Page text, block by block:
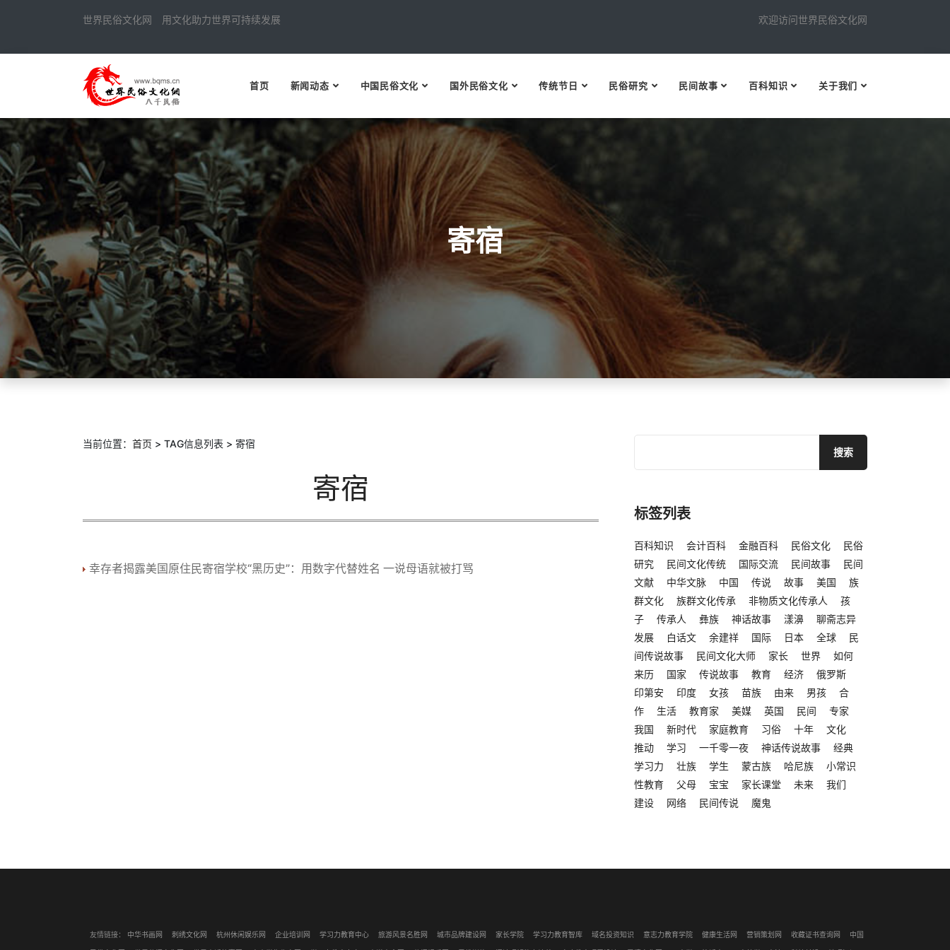
世界民俗文化网 用文化助力世界可持续发展 欢迎访问世界民俗文化网
首页 新闻动态 中国民俗文化 国外民俗文化 传统节日 民俗研究 民间故事 百科知识 关于我们
寄宿
当前位置： 首页 > TAG信息列表 > 寄宿
寄宿
幸存者揭露美国原住民寄宿学校“黑历史”：用数字代替姓名 一说母语就被打骂
标签列表
百科知识 会计百科 金融百科 民俗文化
民俗
研究
民间文化传统 国际交流 民间故事
民间
文献
中华文脉 中国 传说 故事 美国
族
群文化
族群文化传承 非物质文化传承人
孩
子
传承人 彝族 神话故事 漾濞
聊斋志异
发展
白话文 余建祥 国际 日本 全球
民
间传说故事
民间文化大师 家长 世界
如何
来历
国家 传说故事 教育 经济
俄罗斯
印第安
印度 女孩 苗族 由来 男孩
合
作
生活 教育家 美媒 英国 民间
专家
我国
新时代 家庭教育 习俗 十年
文化
推动
学习 一千零一夜 神话传说故事
经典
学习力
壮族 学生 蒙古族 哈尼族
小常识
性教育
父母 宝宝 家长课堂 未来
我们
建设
网络 民间传说 魔鬼
友情链接： 中华书画网 刺绣文化网 杭州休闲娱乐网 企业培训网 学习力教育中心 旅游风景名胜网 城市品牌建设网 家长学院 学习力教育智库 域名投资知识 意志力教育学院 健康生活网 营销策划网 收藏证书查询网 中国